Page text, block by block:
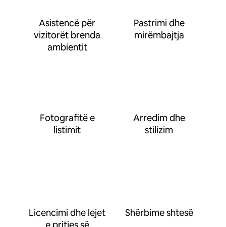
Asistencë për
vizitorët brenda
ambientit
Pastrimi dhe
mirëmbajtja
Fotografitë e
listimit
Arredim dhe
stilizim
Licencimi dhe lejet
Shërbime shtesë